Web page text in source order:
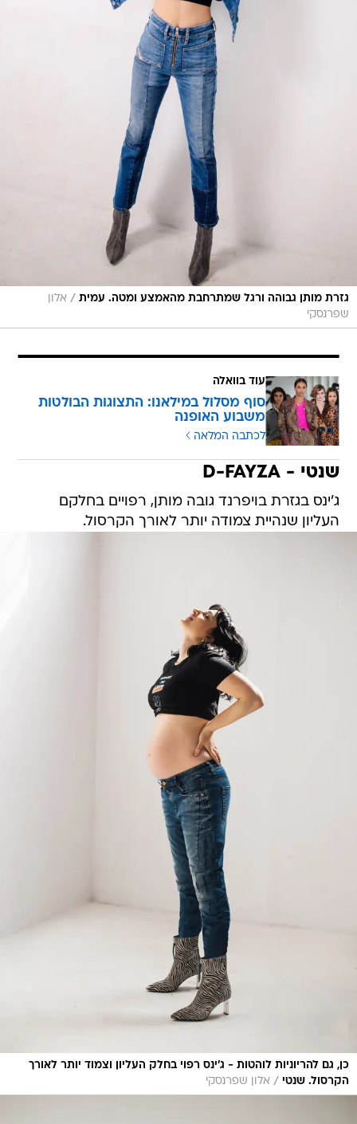
גזרת מותן גבוהה ורגל שמתרחבת מהאמצע ומטה. עמית / אלון
שפרנסקי
עוד בוואלה
סוף מסלול במילאנו: התצוגות הבולטות
משבוע האופנה
לכתבה המלאה
שנטי - D-FAYZA
ג'ינס בגזרת בויפרנד גובה מותן, רפויים בחלקם
העליון שנהיית צמודה יותר לאורך הקרסול.
כן, גם להריוניות לוהטות - ג'ינס רפוי בחלק העליון וצמוד יותר לאורך
הקרסול. שנטי / אלון שפרנסקי